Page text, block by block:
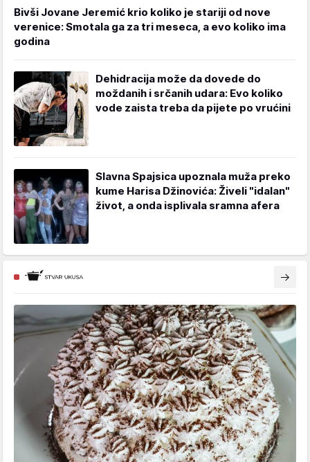
Bivši Jovane Jeremić krio koliko je stariji od nove
verenice: Smotala ga za tri meseca, a evo koliko ima
godina
Dehidracija može da dovede do
moždanih i srčanih udara: Evo koliko
vode zaista treba da pijete po vrućini
Slavna Spajsica upoznala muža preko
kume Harisa Džinovića: Živeli "idalan"
život, a onda isplivala sramna afera